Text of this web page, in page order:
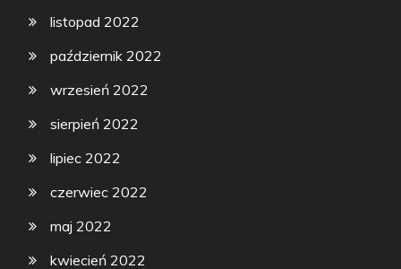
listopad 2022
październik 2022
wrzesień 2022
sierpień 2022
lipiec 2022
czerwiec 2022
maj 2022
kwiecień 2022